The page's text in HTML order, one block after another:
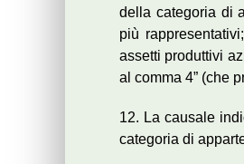
della categoria di
più
assetti produttivi
al comma 4” (che
12. La causale
categoria di